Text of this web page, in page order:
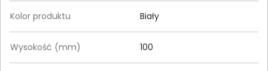
Kolor produktu Biały
Wysokość (mm) 100